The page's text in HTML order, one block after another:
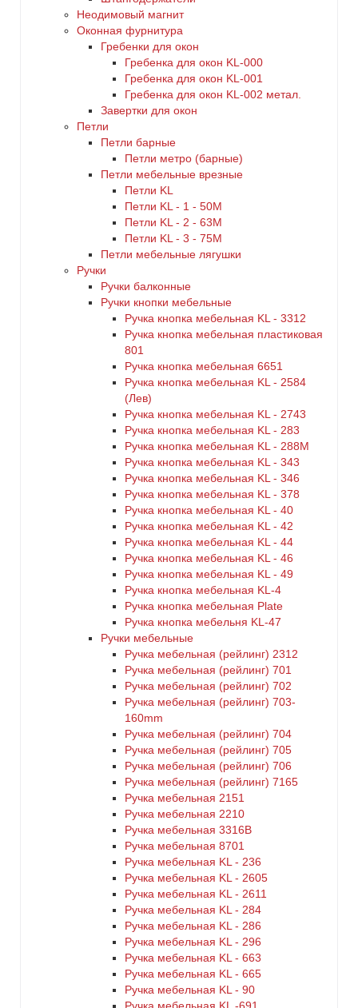
Неодимовый магнит
Оконная фурнитура
Гребенки для окон
Гребенка для окон KL-000
Гребенка для окон KL-001
Гребенка для окон KL-002 метал.
Завертки для окон
Петли
Петли барные
Петли метро (барные)
Петли мебельные врезные
Петли KL
Петли KL - 1 - 50M
Петли KL - 2 - 63M
Петли KL - 3 - 75M
Петли мебельные лягушки
Ручки
Ручки балконные
Ручки кнопки мебельные
Ручка кнопка мебельная KL - 3312
Ручка кнопка мебельная пластиковая
801
Ручка кнопка мебельная 6651
Ручка кнопка мебельная KL - 2584
(Лев)
Ручка кнопка мебельная KL - 2743
Ручка кнопка мебельная KL - 283
Ручка кнопка мебельная KL - 288M
Ручка кнопка мебельная KL - 343
Ручка кнопка мебельная KL - 346
Ручка кнопка мебельная KL - 378
Ручка кнопка мебельная KL - 40
Ручка кнопка мебельная KL - 42
Ручка кнопка мебельная KL - 44
Ручка кнопка мебельная KL - 46
Ручка кнопка мебельная KL - 49
Ручка кнопка мебельная KL-4
Ручка кнопка мебельная Plate
Ручка кнопка мебельня KL-47
Ручки мебельные
Ручка мебельная (рейлинг) 2312
Ручка мебельная (рейлинг) 701
Ручка мебельная (рейлинг) 702
Ручка мебельная (рейлинг) 703-
160mm
Ручка мебельная (рейлинг) 704
Ручка мебельная (рейлинг) 705
Ручка мебельная (рейлинг) 706
Ручка мебельная (рейлинг) 7165
Ручка мебельная 2151
Ручка мебельная 2210
Ручка мебельная 3316B
Ручка мебельная 8701
Ручка мебельная KL - 236
Ручка мебельная KL - 2605
Ручка мебельная KL - 2611
Ручка мебельная KL - 284
Ручка мебельная KL - 286
Ручка мебельная KL - 296
Ручка мебельная KL - 663
Ручка мебельная KL - 665
Ручка мебельная KL - 90